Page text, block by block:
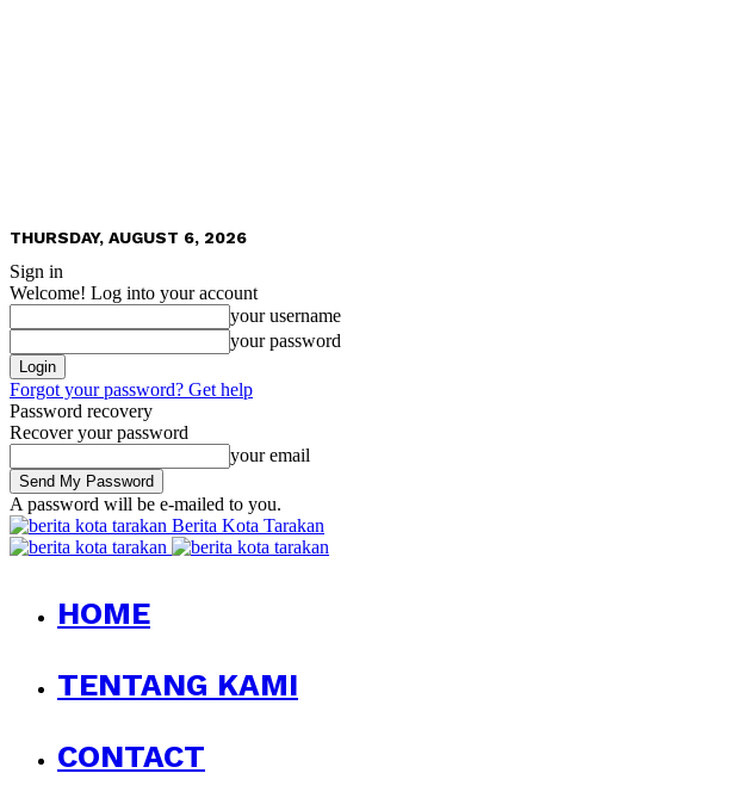
THURSDAY, AUGUST 6, 2026
Sign in
Welcome! Log into your account
your username
your password
Forgot your password? Get help
Password recovery
Recover your password
your email
A password will be e-mailed to you.
Berita Kota Tarakan
HOME
TENTANG KAMI
CONTACT